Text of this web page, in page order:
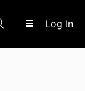
Log In